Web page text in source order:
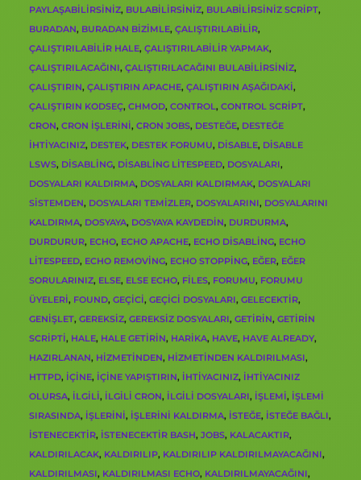
PAYLAŞABILIRSINIZ, BULABILIRSINIZ, BULABILIRSINIZ SCRIPT,
BURADAN, BURADAN BIZIMLE, ÇALIŞTIRILABILIR,
ÇALIŞTIRILABILIR HALE, ÇALIŞTIRILABILIR YAPMAK,
ÇALIŞTIRILACAĞINI, ÇALIŞTIRILACAĞINI BULABILIRSINIZ,
ÇALIŞTIRIN, ÇALIŞTIRIN APACHE, ÇALIŞTIRIN AŞAĞIDAKI,
ÇALIŞTIRIN KODSEÇ, CHMOD, CONTROL, CONTROL SCRIPT,
CRON, CRON IŞLERINI, CRON JOBS, DESTEĞE, DESTEĞE
IHTIYACINIZ, DESTEK, DESTEK FORUMU, DISABLE, DISABLE
LSWS, DISABLING, DISABLING LITESPEED, DOSYALARI,
DOSYALARI KALDIRMA, DOSYALARI KALDIRMAK, DOSYALARI
SISTEMDEN, DOSYALARI TEMIZLER, DOSYALARINI, DOSYALARINI
KALDIRMA, DOSYAYA, DOSYAYA KAYDEDIN, DURDURMA,
DURDURUR, ECHO, ECHO APACHE, ECHO DISABLING, ECHO
LITESPEED, ECHO REMOVING, ECHO STOPPING, EĞER, EĞER
SORULARINIZ, ELSE, ELSE ECHO, FILES, FORUMU, FORUMU
ÜYELERI, FOUND, GEÇICI, GEÇICI DOSYALARI, GELECEKTIR,
GENIŞLET, GEREKSIZ, GEREKSIZ DOSYALARI, GETIRIN, GETIRIN
SCRIPTI, HALE, HALE GETIRIN, HARIKA, HAVE, HAVE ALREADY,
HAZIRLANAN, HIZMETINDEN, HIZMETINDEN KALDIRILMASI,
HTTPD, IÇINE, IÇINE YAPIŞTIRIN, IHTIYACINIZ, IHTIYACINIZ
OLURSA, ILGILI, ILGILI CRON, ILGILI DOSYALARI, IŞLEMI, IŞLEMI
SIRASINDA, IŞLERINI, IŞLERINI KALDIRMA, ISTEĞE, ISTEĞE BAĞLI,
ISTENECEKTIR, ISTENECEKTIR BASH, JOBS, KALACAKTIR,
KALDIRILACAK, KALDIRILIP, KALDIRILIP KALDIRILMAYACAĞINI,
KALDIRILMASI, KALDIRILMASI ECHO, KALDIRILMAYACAĞINI,